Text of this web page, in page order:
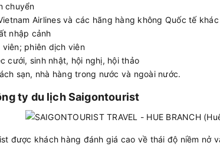
chuyển
Airlines và các hãng hàng không Quốc tế khác
nhập cảnh
viên; phiên dịch viên
cưới, sinh nhật, hội nghị, hội thảo
sạn, nhà hàng trong nước và ngoài nước.
ty du lịch Saigontourist
được khách hàng đánh giá cao về thái độ niềm nở